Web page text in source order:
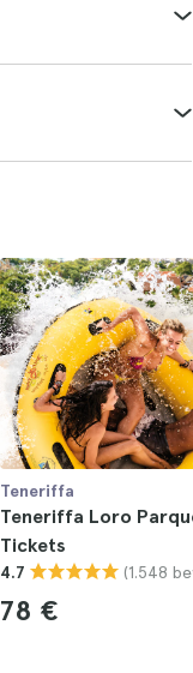
Teneriffa
Teneriffa Loro
Tickets
4.7 (1.548
78 €